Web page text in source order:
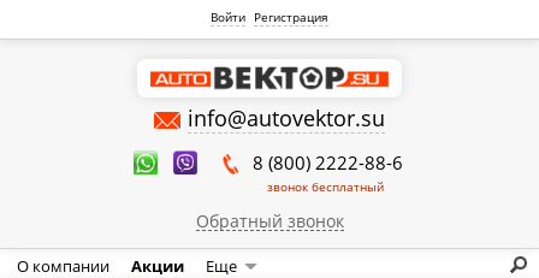
Войти Регистрация
info@autovektor.su
8 (800) 2222-88-6
звонок бесплатный
Обратный звонок
О компании Акции Еще